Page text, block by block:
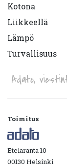
Kotona
Liikkeellä
Lämpö
Turvallisuus
Adato,
Toimitus
Eteläranta 10
00130 Helsinki